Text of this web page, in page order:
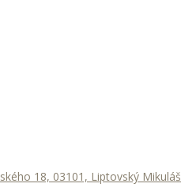
18, 03101, Liptovský Mikuláš